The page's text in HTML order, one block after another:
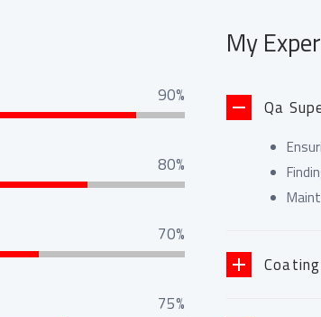
90%
80%
70%
75%
My
Qa